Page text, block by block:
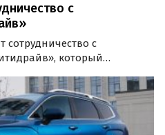
с
сотрудничество с
который
включая прокат и